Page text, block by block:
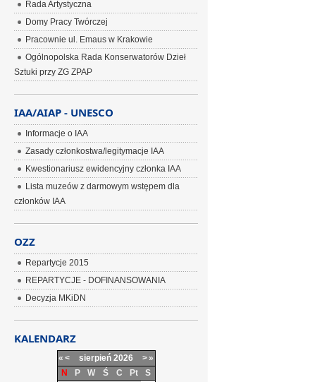
Rada Artystyczna
Domy Pracy Twórczej
Pracownie ul. Emaus w Krakowie
Ogólnopolska Rada Konserwatorów Dzieł
Sztuki przy ZG ZPAP
IAA/AIAP - UNESCO
Informacje o IAA
Zasady członkostwa/legitymacje IAA
Kwestionariusz ewidencyjny członka IAA
Lista muzeów z darmowym wstępem dla
członków IAA
OZZ
Repartycje 2015
REPARTYCJE - DOFINANSOWANIA
Decyzja MKiDN
KALENDARZ
« < sierpień 2026 >»
N
P W Ś C Pt
S